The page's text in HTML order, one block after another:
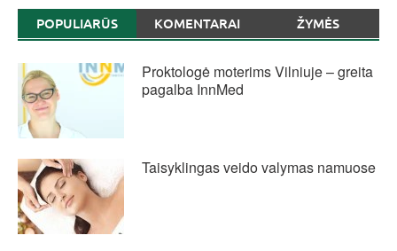
POPULIARŪS KOMENTARAI ŽYMĖS
Proktologė moterims Vilniuje – greita
pagalba InnMed
Taisyklingas veido valymas namuose